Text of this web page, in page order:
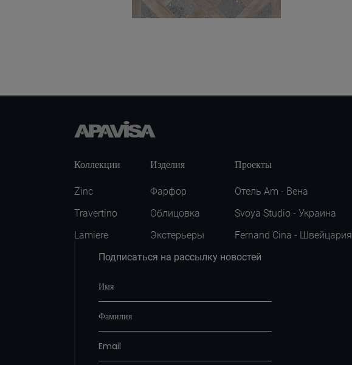
Коллекции
Zinc
Travertino
Lamiere
Изделия
Фарфор
Облицовка
Экстерьеры
Проекты
Отель Am - Вена
Svoya Studio - Украина
Fernand Cina - Швейцария
Подписаться на рассылку новостей